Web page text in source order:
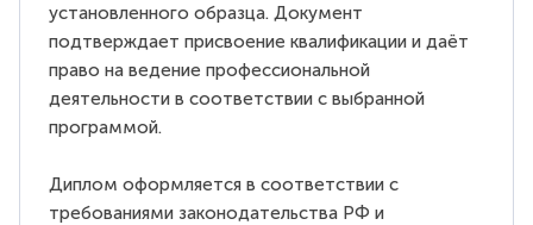
установленного образца. Документ
подтверждает присвоение квалификации и даёт
право на ведение профессиональной
деятельности в соответствии с выбранной
программой.
Диплом оформляется в соответствии с
требованиями законодательства РФ и